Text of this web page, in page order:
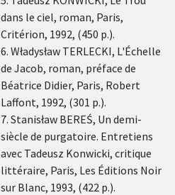
Mémorial
pour les
Sages,
Réflexion
pour
mes
Compatriotes,
Instruction
pour les
Laïcs,
Distraction
pour les
Mélancoliques
dans le ciel, roman, Paris,
Critérion, 1992, (450 p.).
6. Władysław TERLECKI, L'Échelle
de Jacob, roman, préface de
Béatrice Didier, Paris, Robert
Laffont, 1992, (301 p.).
7. Stanisław BEREŚ, Un demi-
siècle de purgatoire. Entretiens
avec Tadeusz Konwicki, critique
littéraire, Paris, Les Éditions Noir
sur Blanc, 1993, (422 p.).